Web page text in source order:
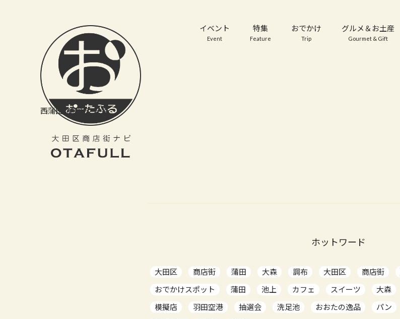
イベント
Event
特集
Feature
おでかけ
Trip
グルメ＆お土産
Gourmet & Gift
西蒲田商店街交友会
ホットワード
大田区 商店街 蒲田 大森 調布 大田区 商店街
おでかけスポット
蒲田 池上 カフェ スイーツ 大森
模擬店
羽田空港 抽選会 洗足池 おおたの逸品 パン